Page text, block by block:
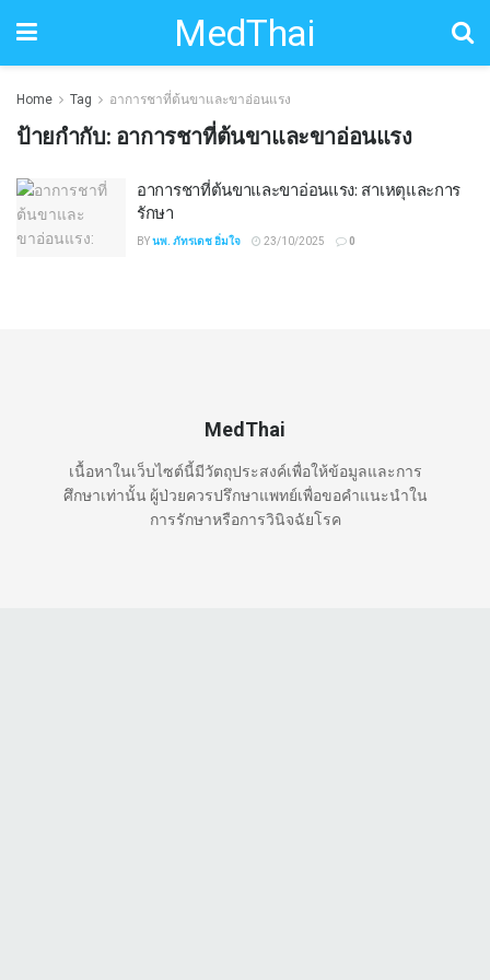
MedThai
Home Tag อาการชาที่ต้นขาและขาอ่อนแรง
ป้ายกำกับ: อาการชาที่ต้นขาและขาอ่อนแรง
อาการชาที่ต้นขาและขาอ่อนแรง: สาเหตุและการ
รักษา
BYนพ. ภัทรเดช อิ่มใจ 23/10/2025 0
MedThai
เนื้อหาในเว็บไซต์นี้มีวัตถุประสงค์เพื่อให้ข้อมูลและการ
ศึกษาเท่านั้น ผู้ป่วยควรปรึกษาแพทย์เพื่อขอคำแนะนำใน
การรักษาหรือการวินิจฉัยโรค